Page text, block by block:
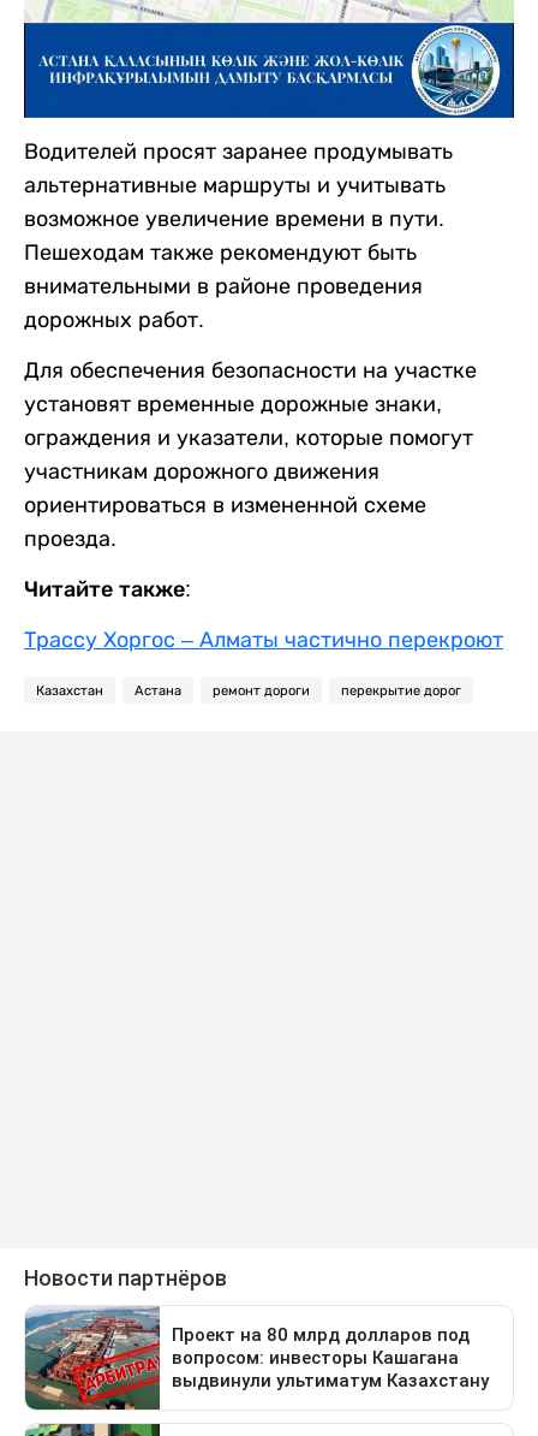
Водителей просят заранее продумывать
альтернативные маршруты и учитывать
возможное увеличение времени в пути.
Пешеходам также рекомендуют быть
внимательными в районе проведения
дорожных работ.
Для обеспечения безопасности на участке
установят временные дорожные знаки,
ограждения и указатели, которые помогут
участникам дорожного движения
ориентироваться в измененной схеме
проезда.
Читайте также:
Трассу Хоргос – Алматы частично перекроют
Казахстан Астана ремонт дороги перекрытие дорог